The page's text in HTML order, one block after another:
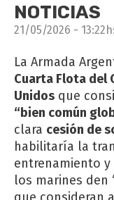
NOTICIAS
21/05/2026 -
La Armada
Cuarta Flota del
Unidos que
“bien común
clara cesión de
habilitaría la
entrenamiento
los marines den
que consideran